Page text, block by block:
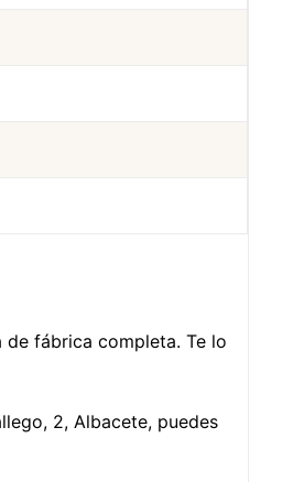
fábrica completa. Te lo
2, Albacete, puedes